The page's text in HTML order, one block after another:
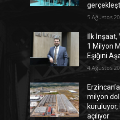
5 Ağustos
İlk İnşaat,
1 Milyon
Eşiğini
4 Ağustos
milyon
kuruluyor,
açılıyor